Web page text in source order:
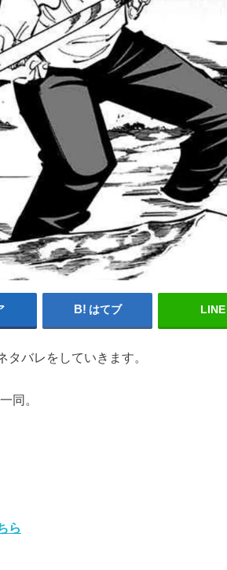
はてブ LINE
バレをしていきます。
同。
ら